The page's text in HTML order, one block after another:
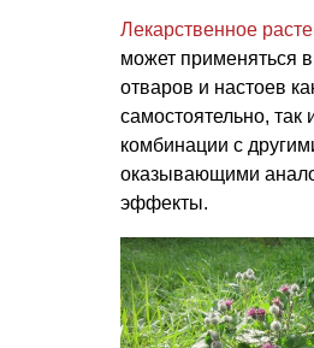
Лекарственное
может применяться в
отваров и настоев
самостоятельно, так
комбинации с
оказывающими
эффекты.